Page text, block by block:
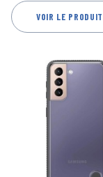
VOIR LE PRODUIT